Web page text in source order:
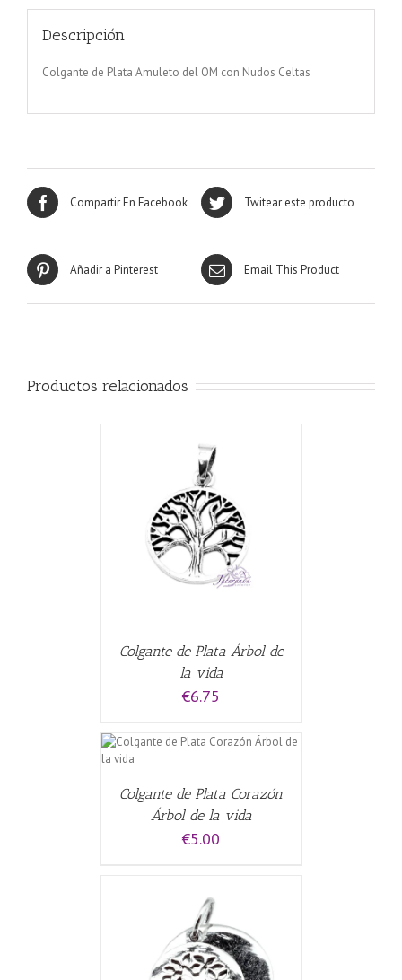
Descripción
Colgante de Plata Amuleto del OM con Nudos Celtas
Compartir En Facebook Twitear este producto
Añadir a Pinterest Email This Product
Productos relacionados
Colgante de Plata Árbol de
la vida
€6.75
Colgante de Plata Corazón
Árbol de la vida
€5.00